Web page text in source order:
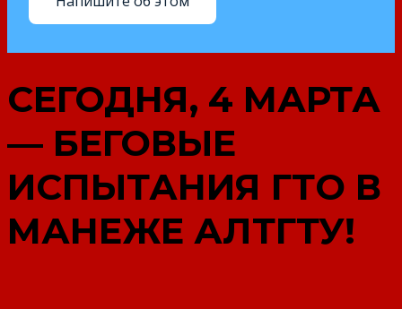
СЕГОДНЯ, 4 МАРТА
— БЕГОВЫЕ
ИСПЫТАНИЯ ГТО В
МАНЕЖЕ АЛТГТУ!